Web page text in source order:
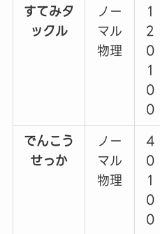
すてみタ
ックル
ノー
マル
物理
1
2
0
1
0
0
でんこう
せっか
ノー
マル
物理
4
0
1
0
0